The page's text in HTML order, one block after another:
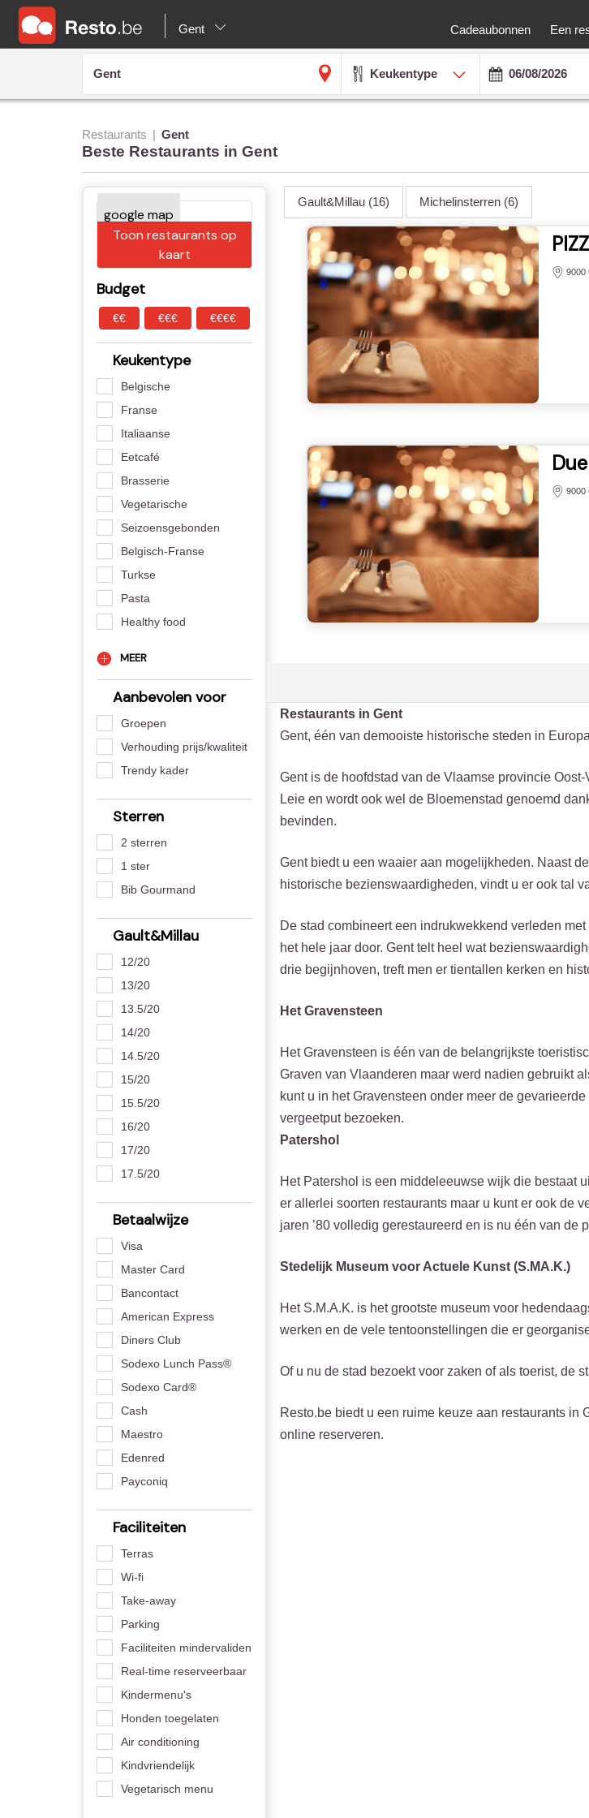
Gent Cadeaubonnen Een
Keukentype
Restaurants Gent
Beste Restaurants in Gent
Toon restaurants op
kaart
Budget
€€ €€€ €€€€
Keukentype
Belgische
Franse
Italiaanse
Eetcafé
Brasserie
Vegetarische
Seizoensgebonden
Belgisch-Franse
Turkse
Pasta
Healthy food
MEER
Aanbevolen voor
Groepen
Verhouding prijs/kwaliteit
Trendy kader
Sterren
2 sterren
1 ster
Bib Gourmand
Gault&Millau
12/20
13/20
13.5/20
14/20
14.5/20
15/20
15.5/20
16/20
17/20
17.5/20
Betaalwijze
Visa
Master Card
Bancontact
American Express
Diners Club
Sodexo Lunch Pass®
Sodexo Card®
Cash
Maestro
Edenred
Payconiq
Faciliteiten
Terras
Wi-fi
Take-away
Parking
Faciliteiten mindervaliden
Real-time reserveerbaar
Kindermenu's
Honden toegelaten
Air conditioning
Kindvriendelijk
Vegetarisch menu
Gault&Millau (16) Michelinsterren (6)
9000
9000
Restaurants in Gent
Gent, één van demooiste historische steden in
Gent is de hoofdstad van de Vlaamse provincie
Leie en wordt ook wel de Bloemenstad genoemd
bevinden.
Gent biedt u een waaier aan mogelijkheden. Naast
historische bezienswaardigheden, vindt u er ook tal
De stad combineert een indrukwekkend verleden
het hele jaar door. Gent telt heel wat
drie begijnhoven, treft men er tientallen kerken en
Het Gravensteen
Het Gravensteen is één van de belangrijkste
Graven van Vlaanderen maar werd nadien gebruikt
kunt u in het Gravensteen onder meer de
vergeetput bezoeken.
Patershol
Het Patershol is een middeleeuwse wijk die bestaat
er allerlei soorten restaurants maar u kunt er ook de
jaren ’80 volledig gerestaureerd en is nu één van de
Stedelijk Museum voor Actuele Kunst (S.MA.K.)
Het S.M.A.K. is het grootste museum voor
werken en de vele tentoonstellingen die er
Of u nu de stad bezoekt voor zaken of als toerist, de
Resto.be biedt u een ruime keuze aan restaurants in
online reserveren.